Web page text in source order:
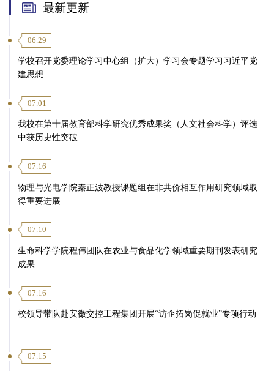
最新更新
06.29
学校召开党委理论学习中心组（扩大）学习会专题学习习近平党
建思想
07.01
我校在第十届教育部科学研究优秀成果奖（人文社会科学）评选
中获历史性突破
07.16
物理与光电学院秦正波教授课题组在非共价相互作用研究领域取
得重要进展
07.10
生命科学学院程伟团队在农业与食品化学领域重要期刊发表研究
成果
07.16
校领导带队赴安徽交控工程集团开展“访企拓岗促就业”专项行动
07.15